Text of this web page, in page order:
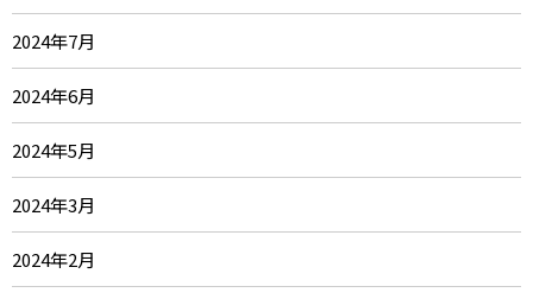
2024年7月
2024年6月
2024年5月
2024年3月
2024年2月